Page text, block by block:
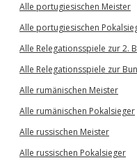
Alle portugiesischen Meister
Alle portugiesischen
Alle Relegationsspiele zur 2.
Alle Relegationsspiele zur
Alle rumänischen Meister
Alle rumänischen Pokalsieger
Alle russischen Meister
Alle russischen Pokalsieger